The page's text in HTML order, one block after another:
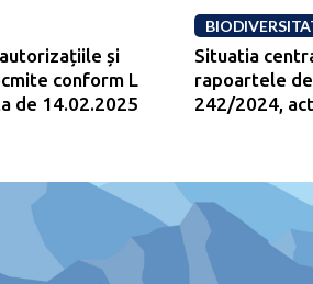
și
conform L
de 14.02.2025
Situatia
rapoartele
242/2024,